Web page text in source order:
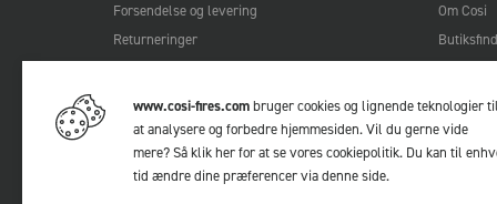
Forsendelse og levering
Returneringer
FAQ
Kontakt
Om Cosi
Lookbook
www.cosi-fires.combruger cookies og lignende teknologier til
at analysere og forbedre hjemmesiden. Vil du gerne vide
mere?Så klik her for at se vores cookiepolitik. Du kan til
tid ændre dine præferencer viadenne side.